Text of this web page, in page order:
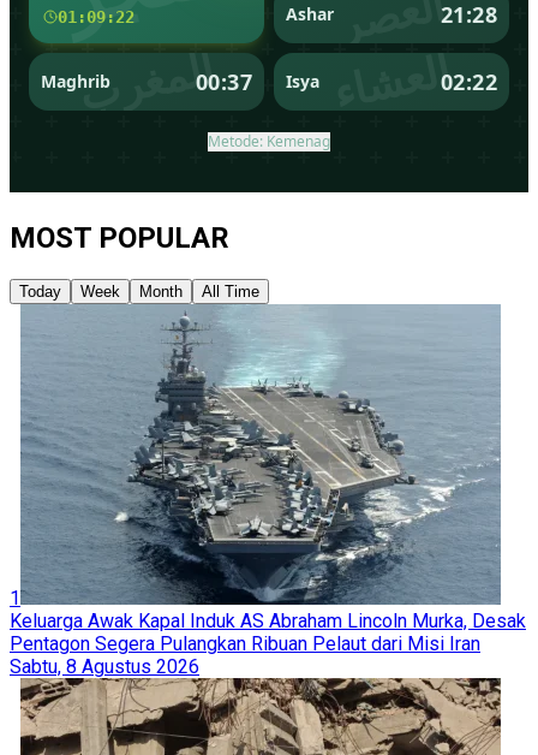
MOST POPULAR
Today Week Month All Time
1
Keluarga Awak Kapal Induk AS Abraham Lincoln Murka, Desak
Pentagon Segera Pulangkan Ribuan Pelaut dari Misi Iran
Sabtu, 8 Agustus 2026